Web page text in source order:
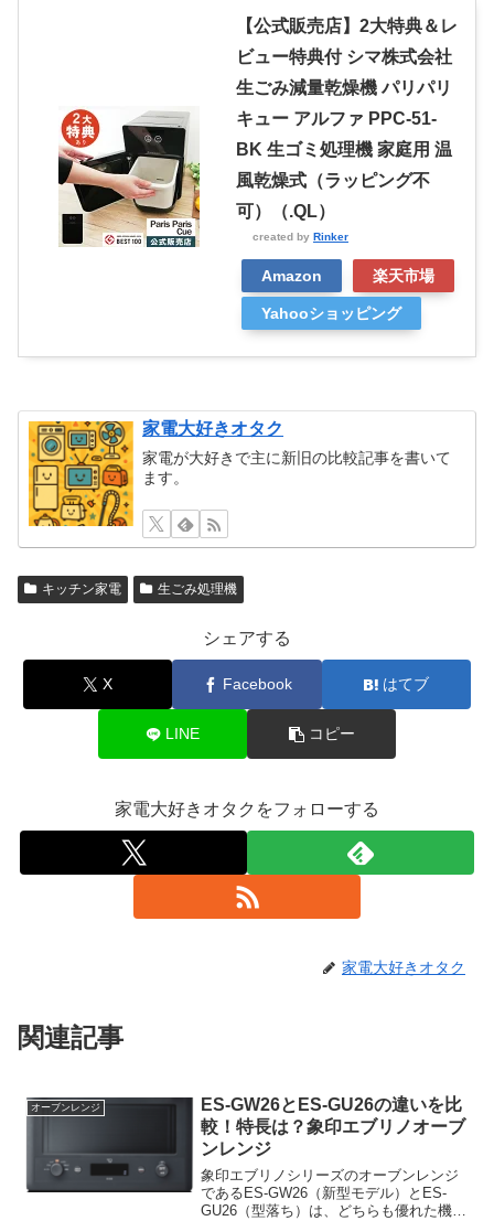
【公式販売店】2大特典＆レ
ビュー特典付 シマ株式会社
生ごみ減量乾燥機 パリパリ
キュー アルファ PPC-51-
BK 生ゴミ処理機 家庭用 温
風乾燥式（ラッピング不
可）（.QL）
created by Rinker
Amazon 楽天市場
Yahooショッピング
家電大好きオタク
家電が大好きで主に新旧の比較記事を書いて
ます。
キッチン家電 生ごみ処理機
シェアする
X Facebook はてブ
LINE コピー
家電大好きオタクをフォローする
家電大好きオタク
関連記事
オーブンレンジ
ES-GW26とES-GU26の違いを比
較！特長は？象印エブリノオーブ
ンレンジ
象印エブリノシリーズのオーブンレンジ
であるES-GW26（新型モデル）とES-
GU26（型落ち）は、どちらも優れた機能